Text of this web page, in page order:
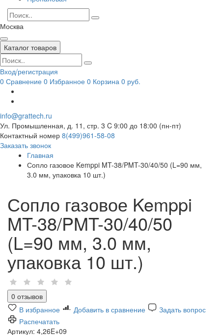
Москва
Каталог товаров
Вход/регистрация
0 Сравнение 0 Избранное 0 Корзина 0 руб.
info@grattech.ru
Ул. Промышленная, д. 11, стр. 3 C 9:00 до 18:00 (пн-пт)
Контактный номер 8(499)961-58-08
Заказать звонок
Главная
Сопло газовое Kemppi MT-38/PMT-30/40/50 (L=90 мм,
3.0 мм, упаковка 10 шт.)
Сопло газовое Kemppi
MT-38/PMT-30/40/50
(L=90 мм, 3.0 мм,
упаковка 10 шт.)
0 отзывов
В избранное
Добавить в сравнение
Задать вопрос
Распечатать
Артикул: 4,26E+09